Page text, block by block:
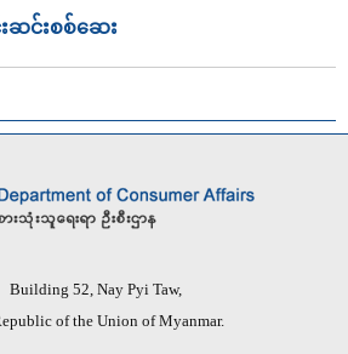
ဆင်းစစ်ဆေး
Building 52, Nay Pyi Taw,
of the Union of Myanmar.